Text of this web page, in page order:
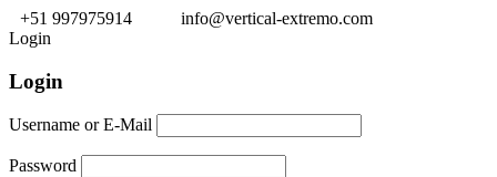
+51 997975914
info@vertical-extremo.com
Login
Login
Username or E-Mail
Password